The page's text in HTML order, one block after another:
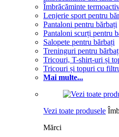
Îmbrăcăminte
Lenjerie sport pentru
Pantaloni pentru bărbați
Pantaloni scurți pentru
Salopete pentru bărbați
Treninguri pentru
Tricouri, T-shirt-uri și
Tricouri și topuri cu
Mai multe...
Vezi toate produsele
Mărci